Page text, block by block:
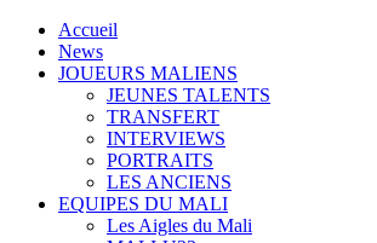
Accueil
News
JOUEURS MALIENS
JEUNES TALENTS
TRANSFERT
INTERVIEWS
PORTRAITS
LES ANCIENS
EQUIPES DU MALI
Les Aigles du Mali